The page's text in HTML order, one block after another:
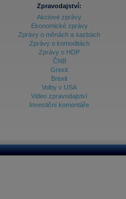
Zpravodajství:
Akciové zprávy
Ekonomické zprávy
Zprávy o měnách a sazbách
Zprávy o komoditách
Zprávy o HDP
ČNB
Grexit
Brexit
Volby v USA
Video zpravodajství
Investiční komentáře